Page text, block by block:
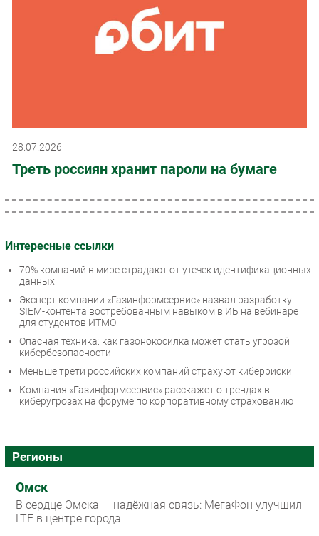
28.07.2026
Треть россиян хранит пароли на бумаге
Интересные ссылки
70% компаний в мире страдают от утечек идентификационных
данных
Эксперт компании «Газинформсервис» назвал разработку
SIEM-контента востребованным навыком в ИБ на вебинаре
для студентов ИТМО
Опасная техника: как газонокосилка может стать угрозой
кибербезопасности
Меньше трети российских компаний страхуют киберриски
Компания «Газинформсервис» расскажет о трендах в
киберугрозах на форуме по корпоративному страхованию
Регионы
Омск
В сердце Омска — надёжная связь: МегаФон улучшил
LTE в центре города